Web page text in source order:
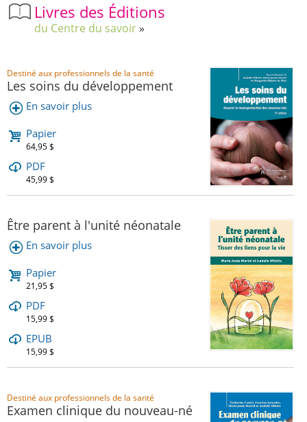
Livres des Éditions
du Centre du savoir
Destiné aux professionnels de la santé
Les soins du développement
En savoir plus
Papier
64,95 $
PDF
45,99 $
Être parent à l'unité néonatale
En savoir plus
Papier
21,95 $
PDF
15,99 $
EPUB
15,99 $
Destiné aux professionnels de la santé
Examen clinique du nouveau-né